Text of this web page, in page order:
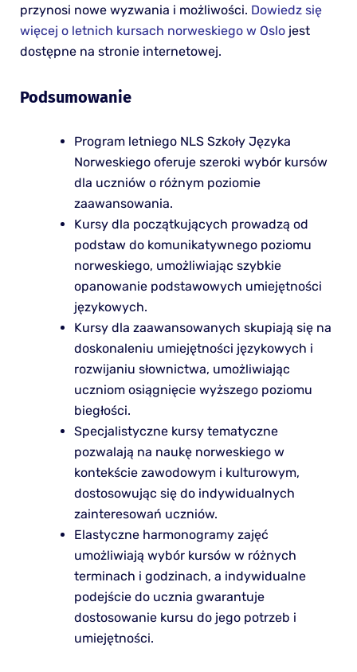
przynosi nowe wyzwania i możliwości. Dowiedz się
więcej o letnich kursach norweskiego w Oslojest
dostępne na stronie internetowej.
Podsumowanie
Program letniego NLS Szkoły Języka
Norweskiego oferuje szeroki wybór kursów
dla uczniów o różnym poziomie
zaawansowania.
Kursy dla początkujących prowadzą od
podstaw do komunikatywnego poziomu
norweskiego, umożliwiając szybkie
opanowanie podstawowych umiejętności
językowych.
Kursy dla zaawansowanych skupiają się na
doskonaleniu umiejętności językowych i
rozwijaniu słownictwa, umożliwiając
uczniom osiągnięcie wyższego poziomu
biegłości.
Specjalistyczne kursy tematyczne
pozwalają na naukę norweskiego w
kontekście zawodowym i kulturowym,
dostosowując się do indywidualnych
zainteresowań uczniów.
Elastyczne harmonogramy zajęć
umożliwiają wybór kursów w różnych
terminach i godzinach, a indywidualne
podejście do ucznia gwarantuje
dostosowanie kursu do jego potrzeb i
umiejętności.